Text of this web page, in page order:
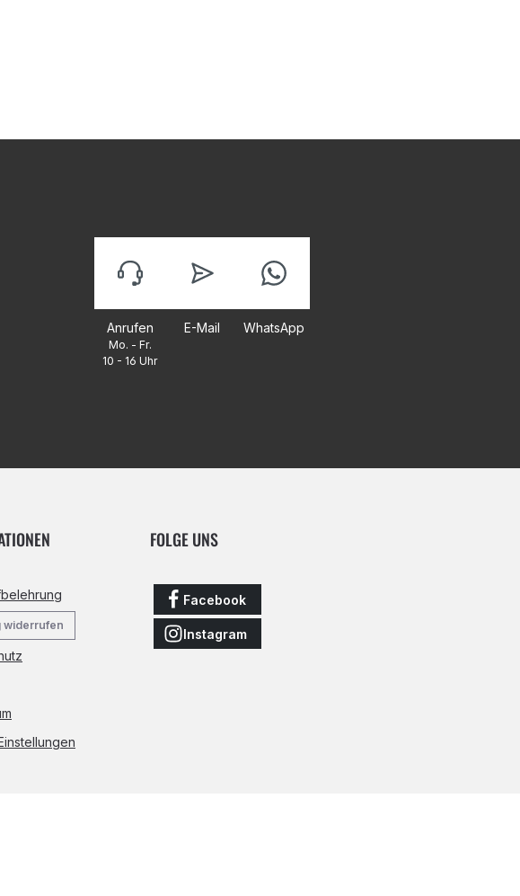
Anrufen
Mo. - Fr.
10 - 16 Uhr
E-Mail WhatsApp
widerrufen
FOLGE UNS
Facebook
Instagram